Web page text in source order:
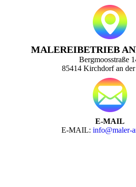
MALEREIBETRIEB
Bergmoosstraße
85414 Kirchdorf an
E-MAIL
E-MAIL: info@maler-